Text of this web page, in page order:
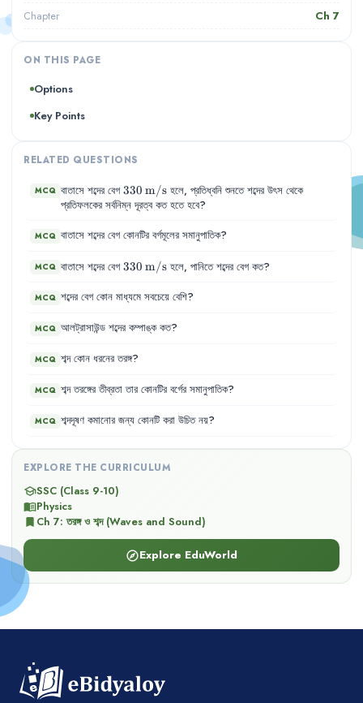
Chapter Ch 7
ON THIS PAGE
Options
Key Points
RELATED QUESTIONS
MCQ বাতাসে শব্দের বেগ 330\,\text{m/s}
330 m/s হলে, প্রতিধ্বনি শুনতে শব্দের উৎস থেকে
প্রতিফলকের সর্বনিম্ন দূরত্ব কত হতে হবে?
MCQ বাতাসে শব্দের বেগ কোনটির বর্গমূলের সমানুপাতিক?
MCQ বাতাসে শব্দের বেগ 330\,\text{m/s}
330 m/s হলে, পানিতে শব্দের বেগ কত?
MCQ শব্দের বেগ কোন মাধ্যমে সবচেয়ে বেশি?
MCQ আলট্রাসাউন্ড শব্দের কম্পাঙ্ক কত?
MCQ শব্দ কোন ধরনের তরঙ্গ?
MCQ শব্দ তরঙ্গের তীব্রতা তার কোনটির বর্গের সমানুপাতিক?
MCQ শব্দদূষণ কমানোর জন্য কোনটি করা উচিত নয়?
EXPLORE THE CURRICULUM
schoolSSC (Class 9-10)
menu_bookPhysics
bookmark Ch 7:তরঙ্গ ও শব্দ (Waves and Sound)
exploreExplore EduWorld